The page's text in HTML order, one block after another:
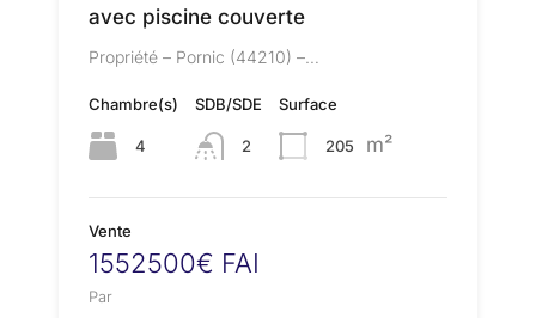
avec piscine couverte
Propriété – Pornic (44210) –…
Chambre(s)
4
SDB/SDE
2
Surface
205 m²
Vente
1552500€ FAI
Par